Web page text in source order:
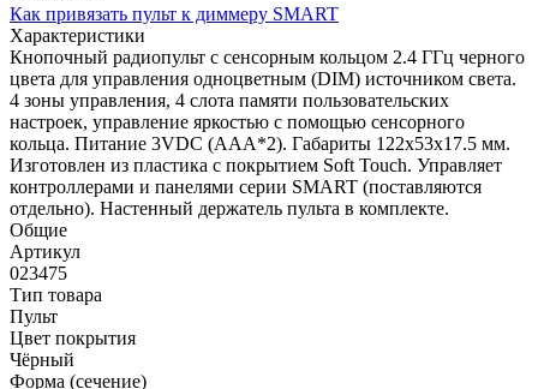
Как привязать пульт к диммеру SMART
Характеристики
Кнопочный радиопульт с сенсорным кольцом 2.4 ГГц черного
цвета для управления одноцветным (DIM) источником света.
4 зоны управления, 4 слота памяти пользовательских
настроек, управление яркостью с помощью сенсорного
кольца. Питание 3VDC (AAA*2). Габариты 122x53x17.5 мм.
Изготовлен из пластика с покрытием Soft Touch. Управляет
контроллерами и панелями серии SMART (поставляются
отдельно). Настенный держатель пульта в комплекте.
Общие
Артикул
023475
Тип товара
Пульт
Цвет покрытия
Чёрный
Форма (сечение)